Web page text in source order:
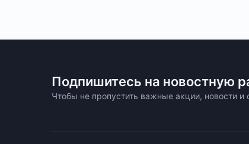
Подпишитесь на новостную
Чтобы не пропустить важные акции, новости и